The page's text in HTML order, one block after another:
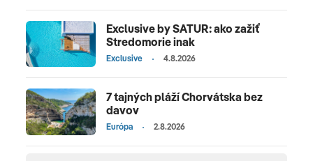
Exclusive by SATUR: ako zažiť
Stredomorie inak
Exclusive 4.8.2026
7 tajných pláží Chorvátska bez
davov
Európa 2.8.2026